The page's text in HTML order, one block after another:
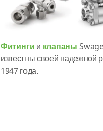
Фитинги и клапаны
известны своей надежной
1947 года.